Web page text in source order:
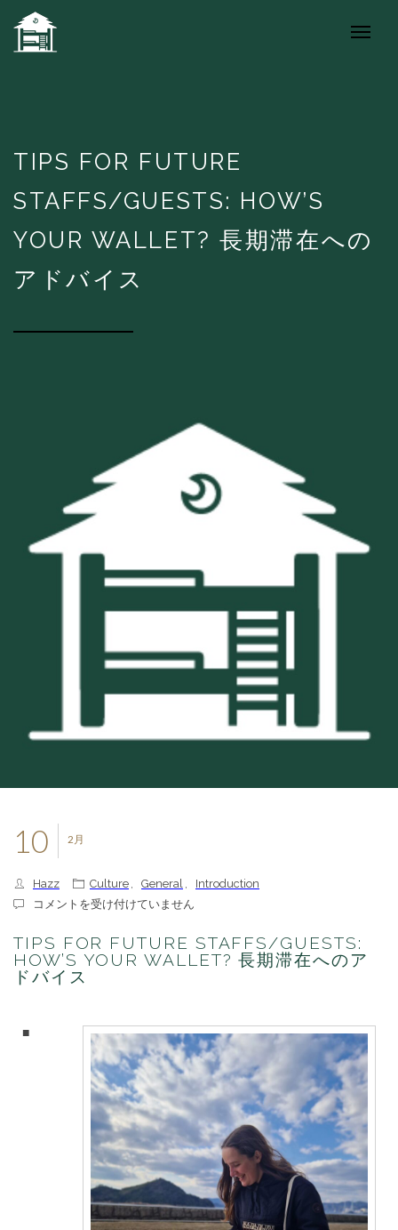
TIPS FOR FUTURE
STAFFS/GUESTS: HOW’S
YOUR WALLET? 長期滞在への
アドバイス
2月
10
Hazz Culture , General ,
Introduction
Tips
future
staffs/guests:
how’s
your
コメントを受け付けていません
TIPS FOR FUTURE STAFFS/GUESTS:
HOW’S YOUR WALLET? 長期滞在へのア
ドバイス
■